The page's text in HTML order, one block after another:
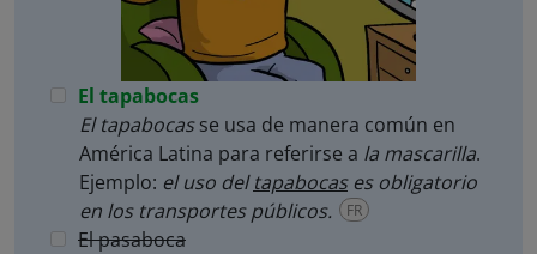
El tapabocas
El tapabocasse usa de manera común en
América Latina para referirse a la mascarilla.
Ejemplo: el uso deltapabocases obligatorio
en los transportes públicos.
FR
El pasaboca